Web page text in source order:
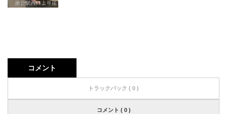
コメント
トラックバック ( 0 )
コメント ( 0 )